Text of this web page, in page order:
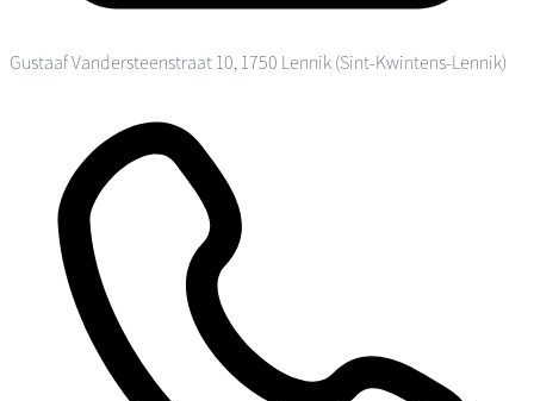
Gustaaf Vandersteenstraat 10, 1750 Lennik (Sint-Kwintens-Lennik)